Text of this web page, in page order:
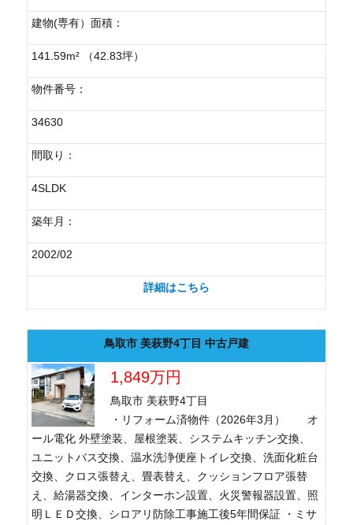
建物(専有）面積：
141.59m² （42.83坪）
物件番号：
34630
間取り：
4SLDK
築年月：
2002/02
詳細はこちら
鳥取市 美萩野4丁目 中古戸建
1,849万円
鳥取市 美萩野4丁目
・リフォーム済物件（2026年3月） オ
ール電化 外壁塗装、屋根塗装、システムキッチン交換、
ユニットバス交換、温水洗浄便座トイレ交換、洗面化粧台
交換、クロス張替え、畳表替え、クッションフロア張替
え、給湯器交換、インターホン設置、火災警報器設置、照
明ＬＥＤ交換、シロアリ防除工事施工後5年間保証 ・ミサ